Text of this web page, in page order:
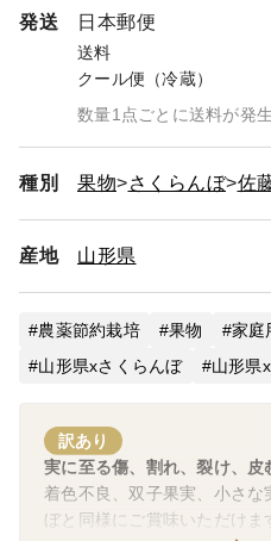
発送 日本郵便
送料
クール便（冷蔵）
数量1点ごとに送料が発生
種別 果物 さくらんぼ 佐
産地 山形県
農薬節約栽培 果物 家庭
山形県xさくらんぼ
山形県
訳あり
実に至る傷、割れ、裂け、皮
着色不良、双子果実、小さ
ぼと同様にご賞味いただけま